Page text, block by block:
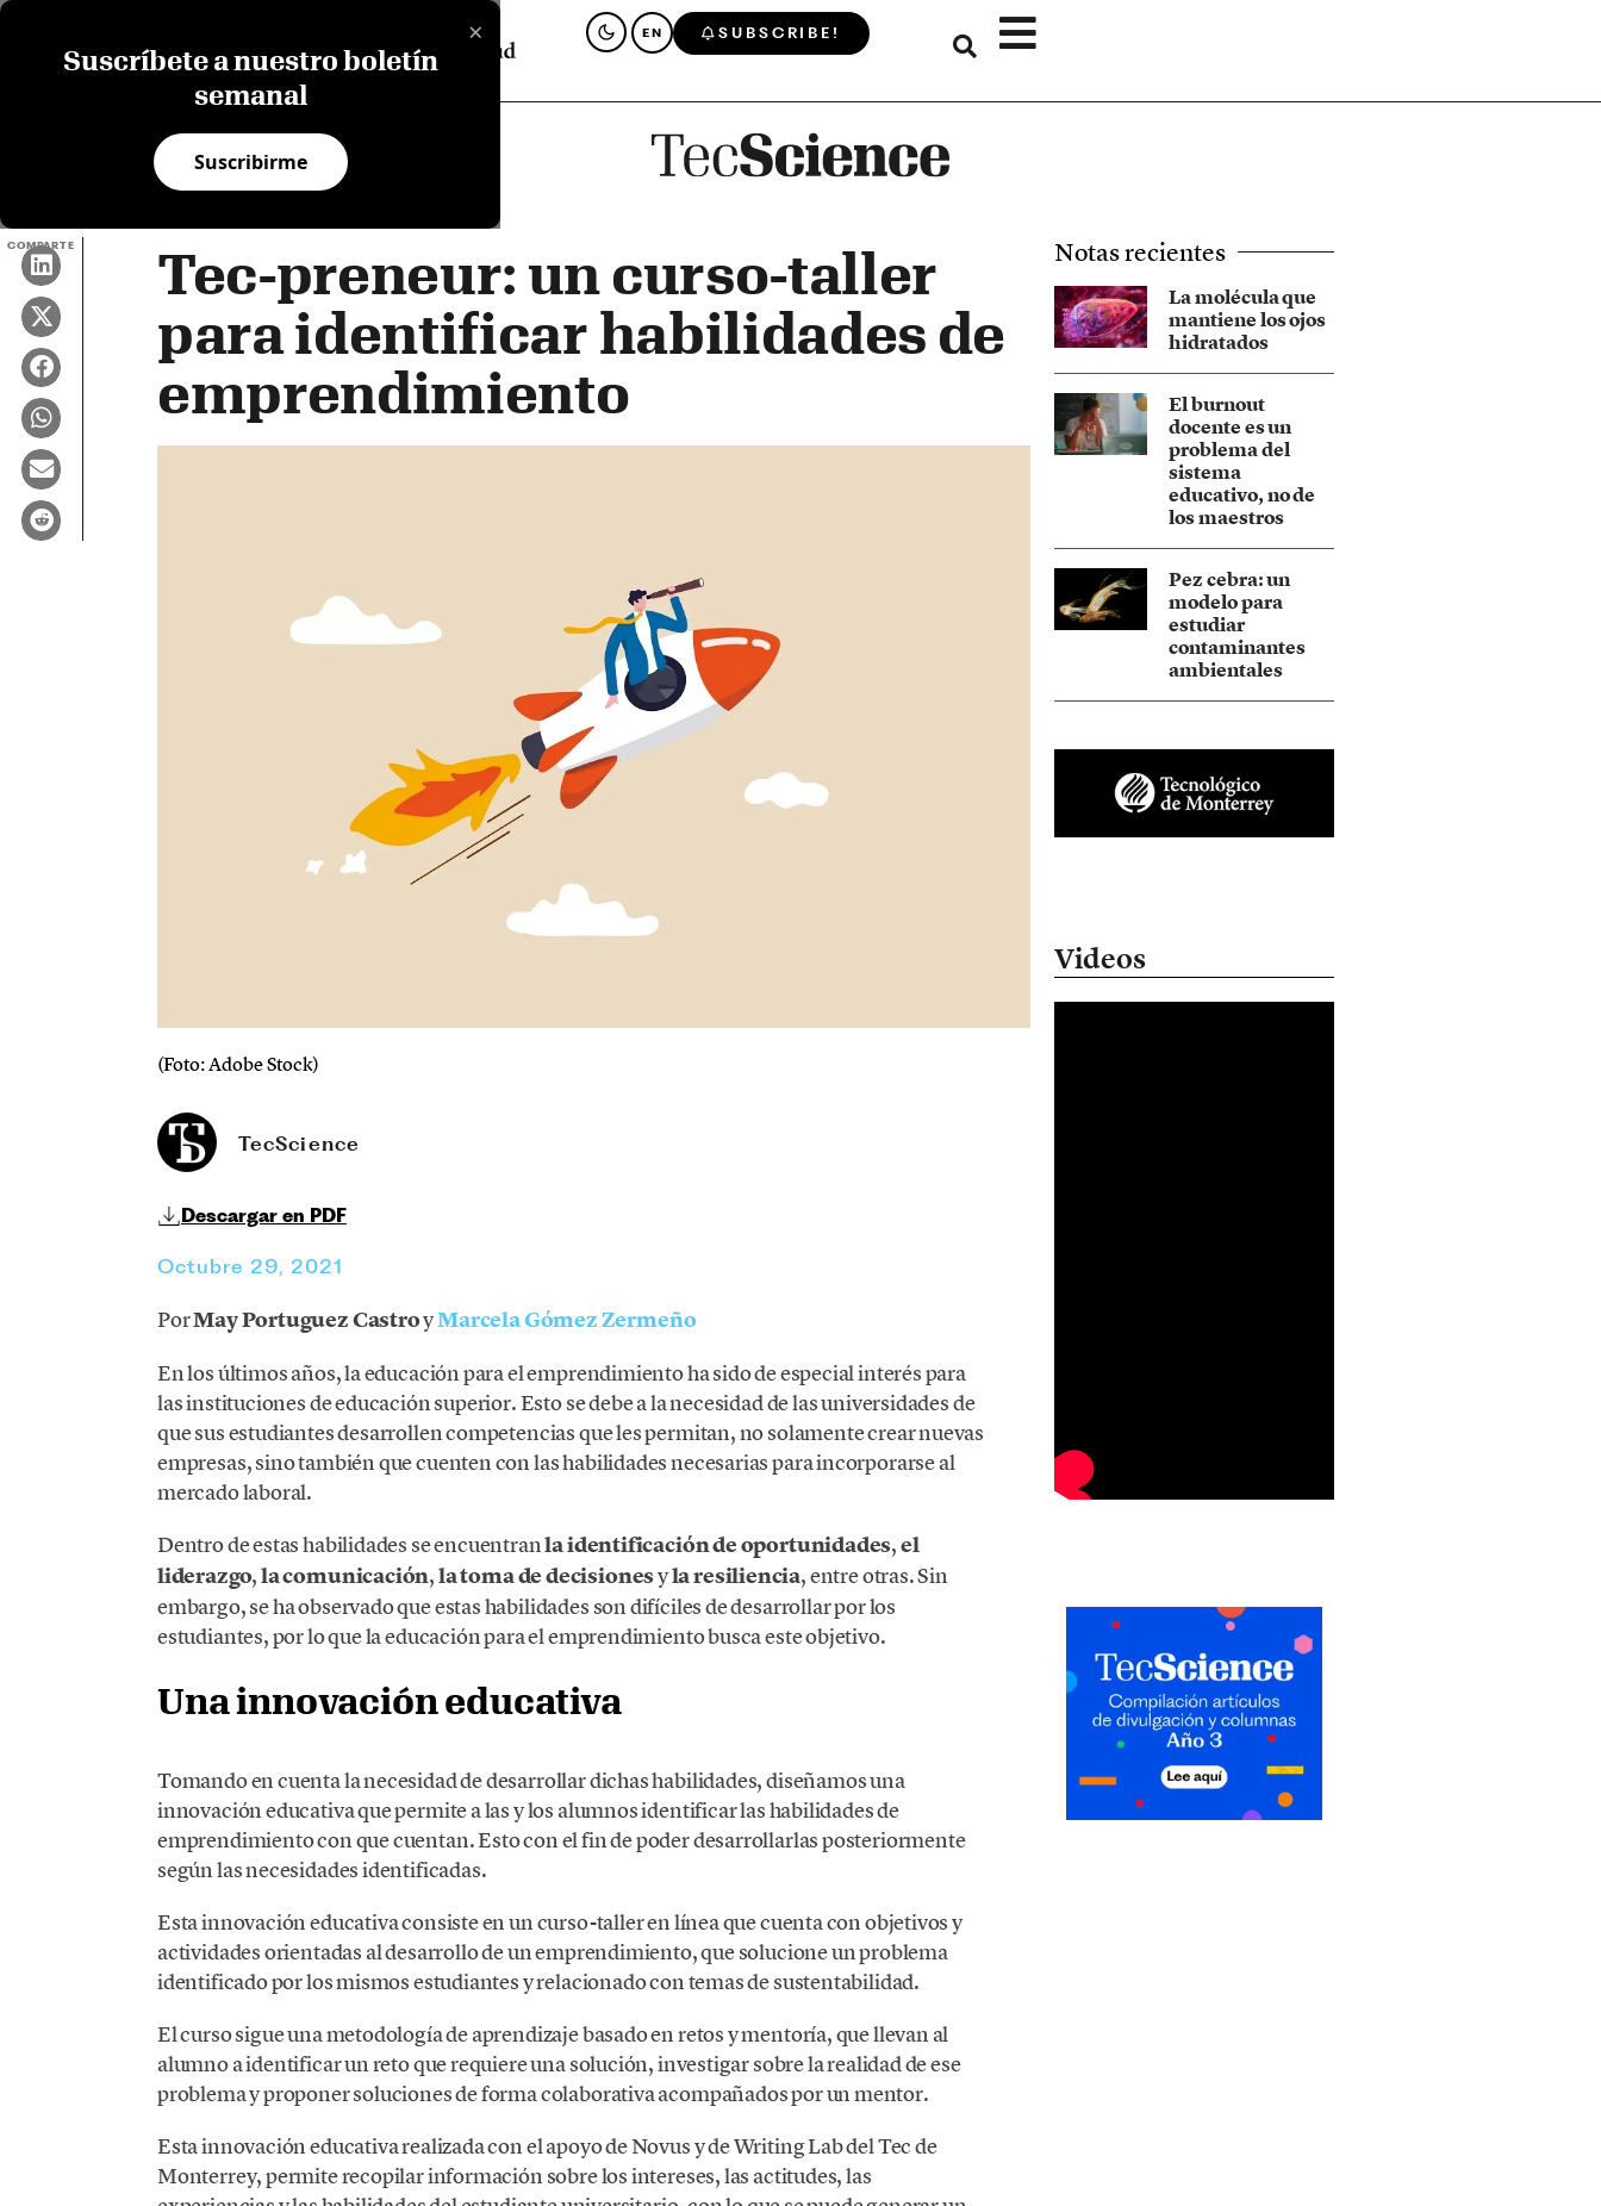
×
Suscríbete a nuestro boletín
semanal
Suscribirme
EN SUBSCRIBE!
COMPARTE
Tec-preneur: un curso-taller
para identificar habilidades de
emprendimiento
(Foto: Adobe Stock)
TecScience
Descargar en PDF
Octubre 29, 2021
PorMay Portuguez CastroyMarcela Gómez Zermeño
En los últimos años, la educación para el emprendimiento ha sido de especial interés para
las instituciones de educación superior. Esto se debe a la necesidad de las universidades de
que sus estudiantes desarrollen competencias que les permitan, no solamente crear nuevas
empresas, sino también que cuenten con las habilidades necesarias para incorporarse al
mercado laboral.
Dentro de estas habilidades se encuentranla identificación de oportunidades,el
liderazgo,la comunicación,la toma de decisionesyla resiliencia, entre otras. Sin
embargo, se ha observado que estas habilidades son difíciles de desarrollar por los
estudiantes, por lo que la educación para el emprendimiento busca este objetivo.
Una innovación educativa
Tomando en cuenta la necesidad de desarrollar dichas habilidades, diseñamos una
innovación educativa que permite a las y los alumnos identificar las habilidades de
emprendimiento con que cuentan. Esto con el fin de poder desarrollarlas posteriormente
según las necesidades identificadas.
Esta innovación educativa consiste en un curso-taller en línea que cuenta con objetivos y
actividades orientadas al desarrollo de un emprendimiento, que solucione un problema
identificado por los mismos estudiantes y relacionado con temas de sustentabilidad.
El curso sigue una metodología de aprendizaje basado en retos y mentoría, que llevan al
alumno a identificar un reto que requiere una solución, investigar sobre la realidad de ese
problema y proponer soluciones de forma colaborativa acompañados por un mentor.
Esta innovación educativa realizada con el apoyo de Novus y de Writing Lab del Tec de
Monterrey, permite recopilar información sobre los intereses, las actitudes, las
Notas recientes
La molécula que
mantiene los ojos
hidratados
El burnout
docente es un
problema del
sistema
educativo, no de
los maestros
Pez cebra: un
modelo para
estudiar
contaminantes
ambientales
Videos